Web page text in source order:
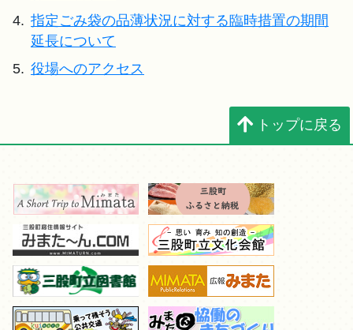
4. 指定ごみ袋の品薄状況に対する臨時措置の期間
延長について
5. 役場へのアクセス
トップに戻る